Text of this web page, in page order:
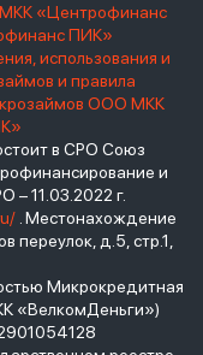
МКК «Центрофинанс
ПИК»
использования и
и правила
ООО МКК
в СРО Союз
и
– 11.03.2022 г.
. Местонахождение
переулок, д.5, стр.1,
Микрокредитная
«ВелкомДеньги»)